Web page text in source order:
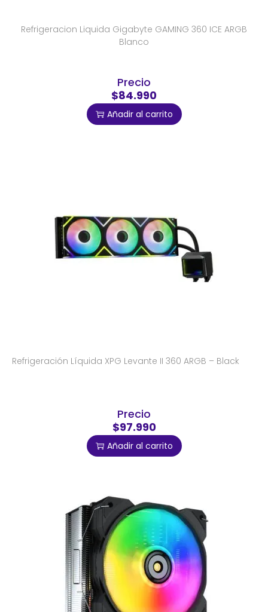
Refrigeracion Liquida Gigabyte GAMING 360 ICE ARGB
Blanco
Precio
$84.990
Añadir al carrito
Refrigeración Líquida XPG Levante II 360 ARGB – Black
Precio
$97.990
Añadir al carrito